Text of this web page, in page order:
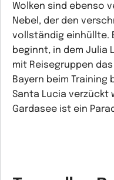
Wolken sind ebenso
Nebel, der den
vollständig einhüllte.
beginnt, in dem Julia
mit Reisegruppen
Bayern beim
Santa Lucia verzückt
Gardasee ist ein